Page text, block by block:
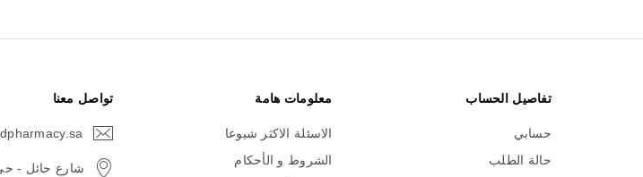
تفاصيل الحساب
حسابي
حالة الطلب
معلومات هامة
الاسئلة الاكثر شيوعا
الشروط و الأحكام
تواصل معنا
شارع حائل -